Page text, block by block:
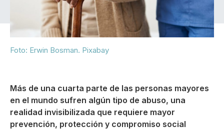
Foto: Erwin Bosman. Pixabay
Más de una cuarta parte de las personas mayores
en el mundo sufren algún tipo de abuso, una
realidad invisibilizada que requiere mayor
prevención, protección y compromiso social